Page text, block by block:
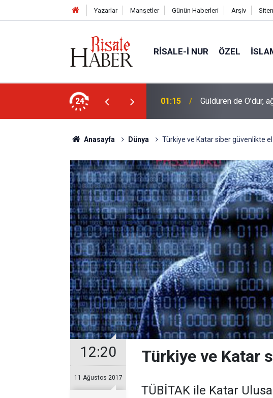
Yazarlar Manşetler Günün Haberleri Arşiv
RISALE-I NUR ÖZEL
24 01:15 Güldüren de O’dur,
Anasayfa Dünya Türkiye ve Katar siber güvenlikte
12:20
11 Ağustos 2017
Türkiye ve Katar
TÜBİTAK ile Katar